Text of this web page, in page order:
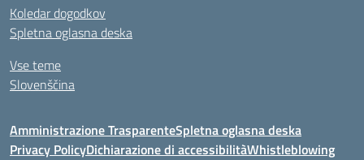
Koledar dogodkov
Spletna oglasna deska
Vse teme
Slovenščina
Amministrazione TrasparenteSpletna oglasna deska
Privacy PolicyDichiarazione di accessibilitàWhistleblowing